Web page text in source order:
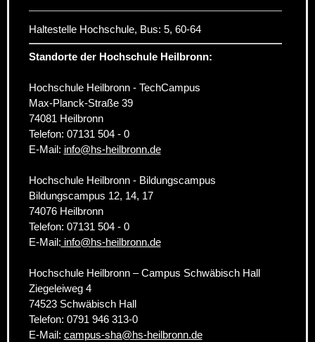
Haltestelle Hochschule, Bus: 5, 60-64
Standorte der Hochschule Heilbronn:
Hochschule Heilbronn - TechCampus
Max-Planck-Straße 39
74081 Heilbronn
Telefon: 07131 504 - 0
E-Mail: info@hs-heilbronn.de
Hochschule Heilbronn - Bildungscampus
Bildungscampus 12, 14, 17
74076 Heilbronn
Telefon: 07131 504 - 0
E-Mail: info@hs-heilbronn.de
Hochschule Heilbronn – Campus Schwäbisch Hall
Ziegeleiweg 4
74523 Schwäbisch Hall
Telefon: 0791 946 313-0
E-Mail: campus-sha@hs-heilbronn.de